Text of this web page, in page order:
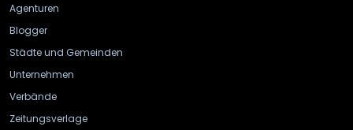
Agenturen
Blogger
Städte und Gemeinden
Unternehmen
Verbände
Zeitungsverlage